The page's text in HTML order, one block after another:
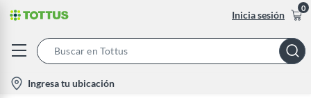
Inicia sesión
0
Bar
location-
icon
Ingresa tu ubicación